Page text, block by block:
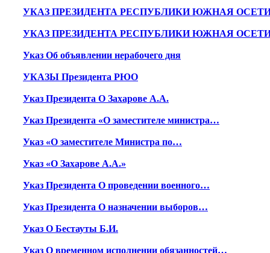
УКАЗ ПРЕЗИДЕНТА РЕСПУБЛИКИ ЮЖНАЯ
УКАЗ ПРЕЗИДЕНТА РЕСПУБЛИКИ ЮЖНАЯ
Указ Об объявлении нерабочего дня
УКАЗЫ Президента РЮО
Указ Президента О Захарове А.А.
Указ Президента «О заместителе министра…
Указ «О заместителе Министра по…
Указ «О Захарове А.А.»
Указ Президента О проведении военного…
Указ Президента О назначении выборов…
Указ О Бестауты Б.И.
Указ О временном исполнении обязанностей…